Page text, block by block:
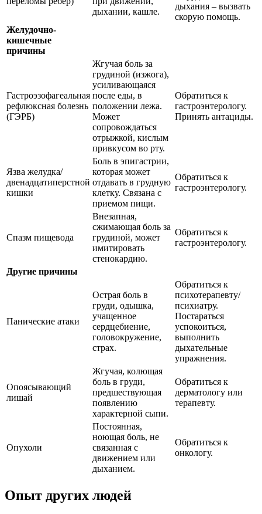
дыхании, кашле.
дыхания – вызвать
скорую помощь.
Желудочно-
кишечные
причины
Гастроэзофагеальная
рефлюксная болезнь
(ГЭРБ)
Жгучая боль за
грудиной (изжога),
усиливающаяся
после еды, в
положении лежа.
Может
сопровождаться
отрыжкой, кислым
привкусом во рту.
Обратиться к
гастроэнтерологу.
Принять антациды.
Язва желудка/
двенадцатиперстной
кишки
Боль в эпигастрии,
которая может
отдавать в грудную
клетку. Связана с
приемом пищи.
Обратиться к
гастроэнтерологу.
Спазм пищевода
Внезапная,
сжимающая боль за
грудиной, может
имитировать
стенокардию.
Обратиться к
гастроэнтерологу.
Другие причины
Панические атаки
Острая боль в
груди, одышка,
учащенное
сердцебиение,
головокружение,
страх.
Обратиться к
психотерапевту/
психиатру.
Постараться
успокоиться,
выполнить
дыхательные
упражнения.
Опоясывающий
лишай
Жгучая, колющая
боль в груди,
предшествующая
появлению
характерной сыпи.
Обратиться к
дерматологу или
терапевту.
Опухоли
Постоянная,
ноющая боль, не
связанная с
движением или
дыханием.
Обратиться к
онкологу.
Опыт других людей